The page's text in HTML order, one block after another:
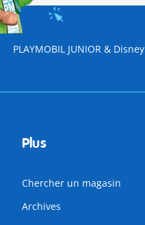
PLAYMOBIL JUNIOR & Disney
Plus
Chercher un magasin
Archives